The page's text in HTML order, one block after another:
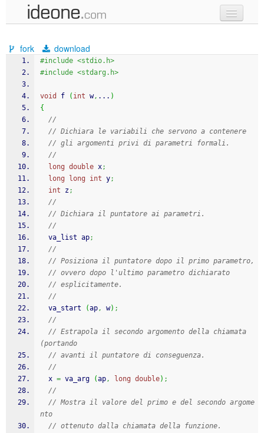
samples
sign in
fork download
#include <stdio.h>
#include <stdarg.h>
void f ( int w, ... )
{
//
// Dichiara le variabili che servono a contenere
// gli argomenti privi di parametri formali.
//
long double x;
long
long int y;
int z;
//
// Dichiara il puntatore ai parametri.
//
  va_list ap
;
//
// Posiziona il puntatore dopo il primo parametro,
// ovvero dopo l'ultimo parametro dichiarato
// esplicitamente.
//
va_start
(ap, w) ;
//
// Estrapola il secondo argomento della chiamata
(portando
// avanti il puntatore di conseguenza.
//
  x
= va_arg (ap, long double) ;
//
// Mostra il valore del primo e del secondo argome
nto
// ottenuto dalla chiamata della funzione.